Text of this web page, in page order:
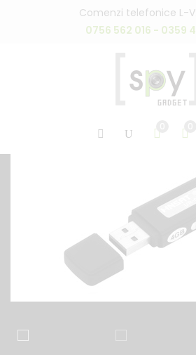
Comenzi telefonice L-
0756 562 016 - 0359